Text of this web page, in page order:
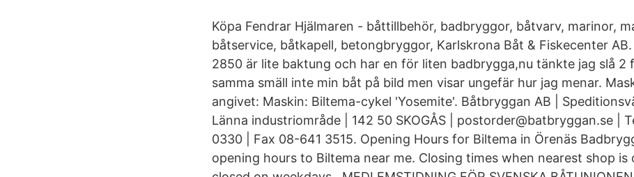
Köpa Fendrar Hjälmaren - båttillbehör, badbryggor, båtvarv, marinor,
båtservice, båtkapell, betongbryggor, Karlskrona Båt & Fiskecenter
2850 är lite baktung och har en för liten badbrygga,nu tänkte jag slå 2
samma smäll inte min båt på bild men visar ungefär hur jag menar.
angivet: Maskin: Biltema-cykel 'Yosemite'. Båtbryggan AB |
Länna industriområde | 142 50 SKOGÅS | postorder@batbryggan.se |
0330 | Fax 08-641 3515. Opening Hours for Biltema in Örenäs
opening hours to Biltema near me. Closing times when nearest shop is